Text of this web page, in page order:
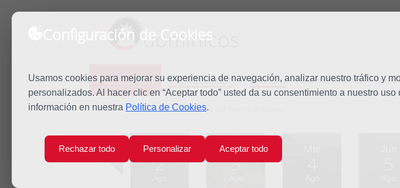
Configuración de Cookies
Usamos cookies para mejorar su experiencia de navegación, analizar nuestro tráfico y
personalizados. Al hacer clic en “Aceptar todo” usted da su consentimiento a nuestro
información en nuestra Política de Cookies.
Rechazar todo Personalizar Aceptar todo
dominicos
Predicación Espiritualidad Estudio Quiénes somos
Inicio Predicación XIX Domingo del Tiempo Ordinario.
Lun
2
Mar
3